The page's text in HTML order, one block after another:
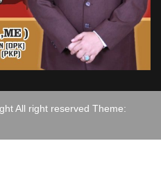
All right reserved Theme: